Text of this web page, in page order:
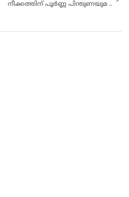
നീക്കത്തിന് പൂർണ്ണ പിന്തുണയുമ ..